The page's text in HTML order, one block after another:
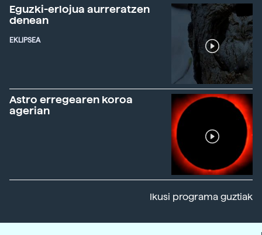
Eguzki-erlojua aurreratzen
denean
EKLIPSEA
Astro erregearen koroa
agerian
Ikusi programa guztiak